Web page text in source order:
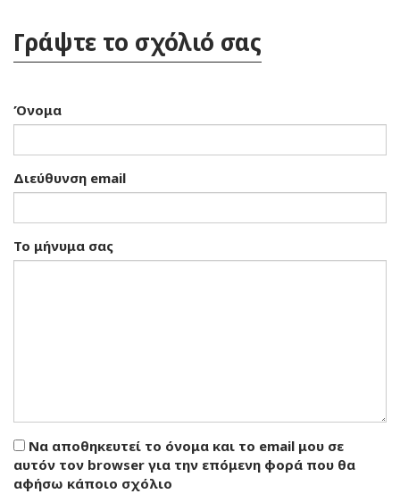
Γράψτε το σχόλιό σας
Όνομα
Διεύθυνση email
Το μήνυμα σας
Να αποθηκευτεί το όνομα και το email μου σε
αυτόν τον browser για την επόμενη φορά που θα
αφήσω κάποιο σχόλιο